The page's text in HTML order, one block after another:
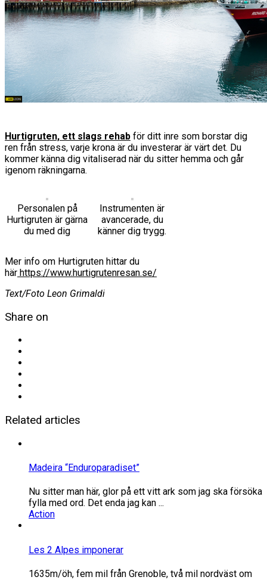
Hurtigruten, ett slags rehab för ditt inre som borstar dig
ren från stress, varje krona är du investerar är värt det. Du
kommer känna dig vitaliserad när du sitter hemma och går
igenom räkningarna.
Personalen på
Hurtigruten är gärna
du med dig
Instrumenten är
avancerade, du
känner dig trygg.
Mer info om Hurtigruten hittar du
här https://www.hurtigrutenresan.se/
Text/Foto Leon Grimaldi
Share on
Related articles
Madeira “Enduroparadiset”
Nu sitter man här, glor på ett vitt ark som jag ska försöka
fylla med ord. Det enda jag kan ...
Action
Les 2 Alpes imponerar
1635m/öh, fem mil från Grenoble, två mil nordväst om